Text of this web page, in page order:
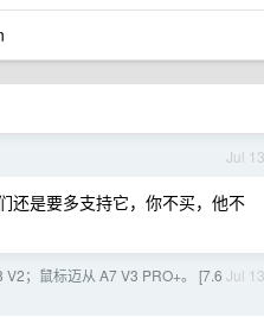
Jul 13
还是要多支持它，你不买，他不
Jul 13
V2；鼠标迈从 A7 V3 PRO+。 [7.6